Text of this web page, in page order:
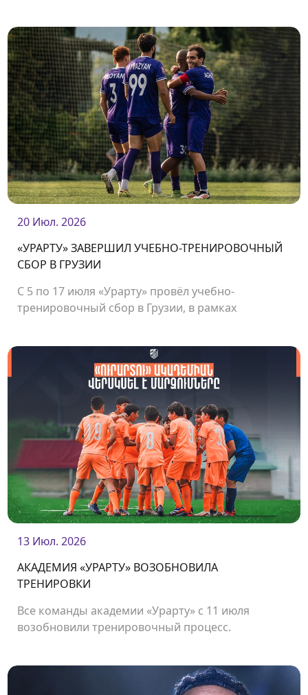
20 Июл. 2026
«УРАРТУ» ЗАВЕРШИЛ УЧЕБНО-ТРЕНИРОВОЧНЫЙ
СБОР В ГРУЗИИ
С 5 по 17 июля «Урарту» провёл учебно-
тренировочный сбор в Грузии, в рамках
13 Июл. 2026
АКАДЕМИЯ «УРАРТУ» ВОЗОБНОВИЛА
ТРЕНИРОВКИ
Все команды академии «Урарту» с 11 июля
возобновили тренировочный процесс.